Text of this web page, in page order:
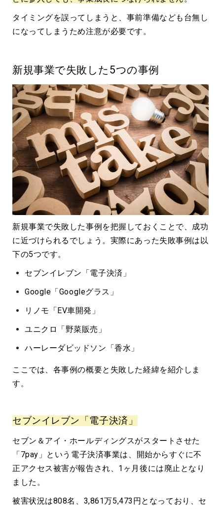
タイミングを誤ってしまうと、事前準備なども台無し
になってしまうため注意が必要です。
新規事業で失敗した5つの事例
新規事業で失敗した事例を把握しておくことで、成功
に近づけられるでしょう。実際にあった失敗事例は以
下の5つです。
セブンイレブン「電子決済」
Google「Googleグラス」
リノモ「EV車開発」
ユニクロ「野菜販売」
ハーレーダビッドソン「香水」
ここでは、各事例の概要と失敗した経緯を紹介しま
す。
セブンイレブン「電子決済」
セブン＆アイ・ホールディングスがスタートさせた
「7pay」という電子決済事業は、開始からすぐに不
正アクセス被害が報告され、1ヶ月後には廃止となり
ました。
被害状況は808名、3,861万5,473円となっており、セ